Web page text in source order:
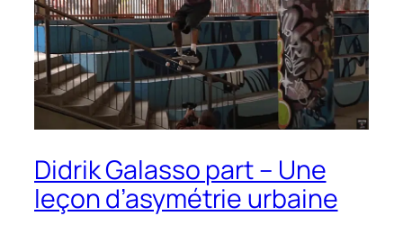
Didrik Galasso part – Une
leçon d’asymétrie urbaine